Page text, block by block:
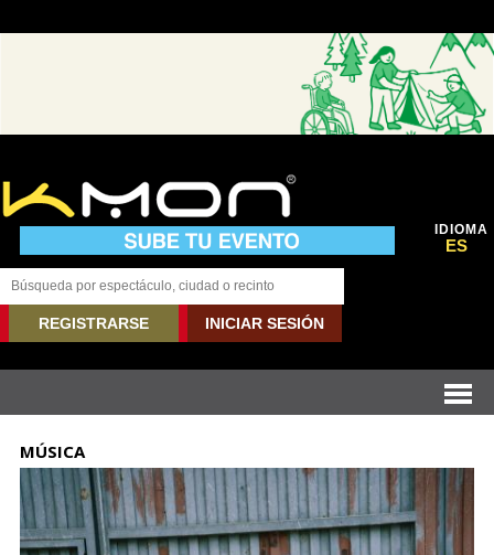
IDIOMA
ES
REGISTRARSE INICIAR SESIÓN
MÚSICA